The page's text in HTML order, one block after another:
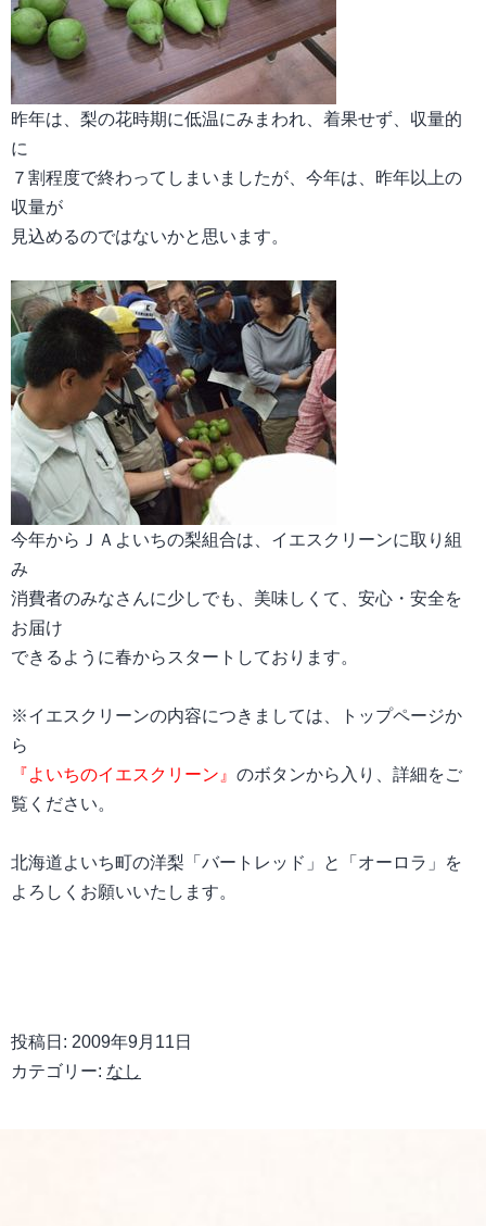
昨年は、梨の花時期に低温にみまわれ、着果せず、収量的
に
７割程度で終わってしまいましたが、今年は、昨年以上の
収量が
見込めるのではないかと思います。
今年からＪＡよいちの梨組合は、イエスクリーンに取り組
み
消費者のみなさんに少しでも、美味しくて、安心・安全を
お届け
できるように春からスタートしております。
※イエスクリーンの内容につきましては、トップページか
ら
『よいちのイエスクリーン』 のボタンから入り、詳細をご
覧ください。
北海道よいち町の洋梨「バートレッド」と「オーロラ」を
よろしくお願いいたします。
投稿日: 2009年9月11日
カテゴリー: なし